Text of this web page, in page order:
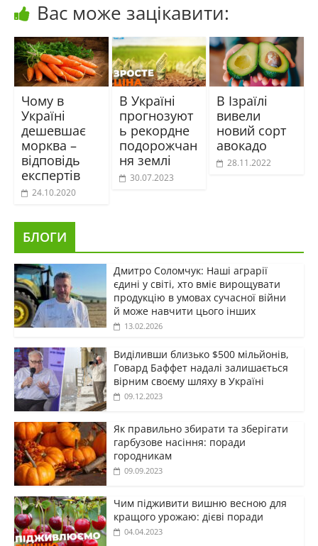
Вас може зацікавити:
Чому в
Україні
дешевшає
морква –
відповідь
експертів
24.10.2020
В Україні
прогнозуют
ь рекордне
подорожчан
ня землі
30.07.2023
В Ізраїлі
вивели
новий сорт
авокадо
28.11.2022
БЛОГИ
Дмитро Соломчук: Наші аграрії
єдині у світі, хто вміє вирощувати
продукцію в умовах сучасної війни
й може навчити цього інших
13.02.2026
Виділивши близько $500 мільйонів,
Говард Баффет надалі залишається
вірним своєму шляху в Україні
09.12.2023
Як правильно збирати та зберігати
гарбузове насіння: поради
городникам
09.09.2023
Чим підживити вишню весною для
кращого урожаю: дієві поради
04.04.2023